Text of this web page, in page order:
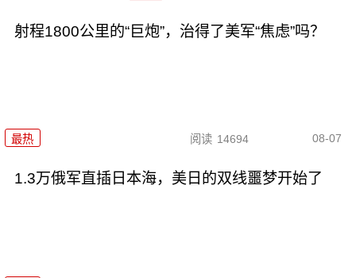
射程1800公里的“巨炮”，治得了美军“焦虑”吗？
最热 阅读 14694 08-07
1.3万俄军直插日本海，美日的双线噩梦开始了